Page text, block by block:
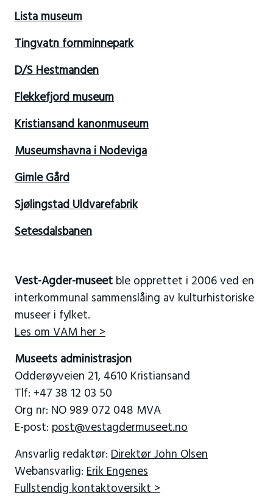
Lista museum
Tingvatn fornminnepark
D/S Hestmanden
Flekkefjord museum
Kristiansand kanonmuseum
Museumshavna i Nodeviga
Gimle Gård
Sjølingstad Uldvarefabrik
Setesdalsbanen
Vest-Agder-museetble opprettet i 2006 ved en
interkommunal sammenslåing av kulturhistoriske
museer i fylket.
Les om VAM her >
Museets administrasjon
Odderøyveien 21, 4610 Kristiansand
Tlf: +47 38 12 03 50
Org nr: NO 989 072 048 MVA
E-post: post@vestagdermuseet.no
Ansvarlig redaktør: Direktør John Olsen
Webansvarlig: Erik Engenes
Fullstendig kontaktoversikt >